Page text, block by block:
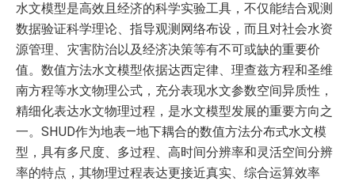
水文模型是高效且经济的科学实验工具，不仅能结合观测
数据验证科学理论、指导观测网络布设，而且对社会水资
源管理、灾害防治以及经济决策等有不可或缺的重要价
值。数值方法水文模型依据达西定律、理查兹方程和圣维
南方程等水文物理公式，充分表现水文参数空间异质性，
精细化表达水文物理过程，是水文模型发展的重要方向之
一。SHUD作为地表—地下耦合的数值方法分布式水文模
型，具有多尺度、多过程、高时间分辨率和灵活空间分辨
率的特点，其物理过程表达更接近真实、综合运算效率